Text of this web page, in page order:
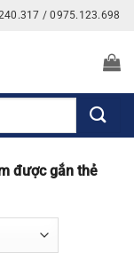
/ 0975.123.698
được gắn thẻ